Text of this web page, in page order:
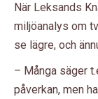
När Leksands
miljöanalys om
se lägre, och
– Många säger
påverkan, men